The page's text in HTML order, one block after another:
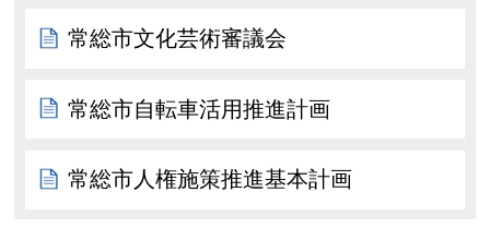
常総市文化芸術審議会
常総市自転車活用推進計画
常総市人権施策推進基本計画